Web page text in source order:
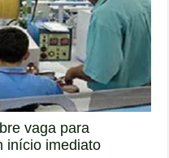
vaga para
início imediato